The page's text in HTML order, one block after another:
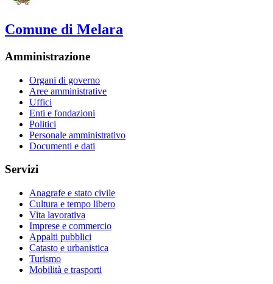
Comune di Melara
Amministrazione
Organi di governo
Aree amministrative
Uffici
Enti e fondazioni
Politici
Personale amministrativo
Documenti e dati
Servizi
Anagrafe e stato civile
Cultura e tempo libero
Vita lavorativa
Imprese e commercio
Appalti pubblici
Catasto e urbanistica
Turismo
Mobilità e trasporti